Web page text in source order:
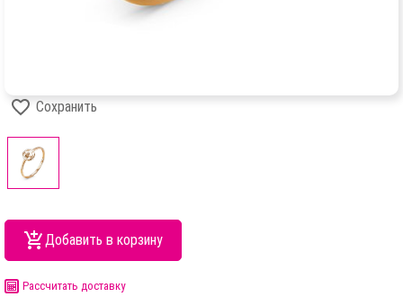
Сохранить
Добавить в корзину
Рассчитать доставку